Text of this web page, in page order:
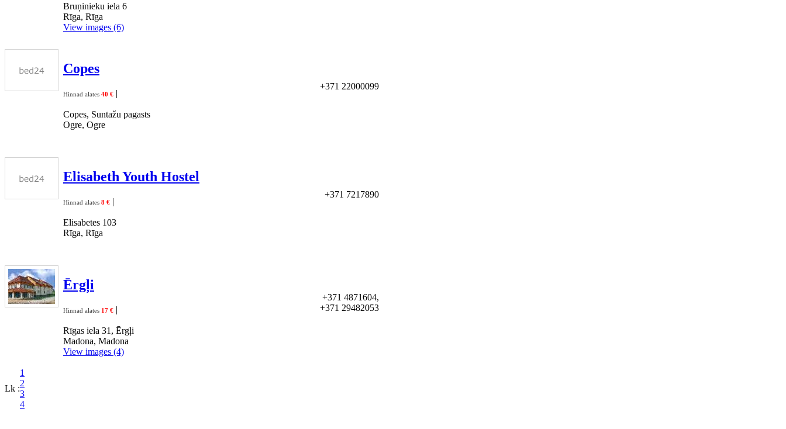
Bruņinieku iela 6
Rīga, Rīga
View images (6)
Copes
Hinnad alates 40 € |
Copes, Suntažu pagasts
Ogre, Ogre
+371 22000099
Elisabeth Youth Hostel
Hinnad alates 8 € |
Elisabetes 103
Rīga, Rīga
+371 7217890
Ērgļi
Hinnad alates 17 € |
Rīgas iela 31, Ērgļi
Madona, Madona
+371 4871604,
+371 29482053
View images (4)
Lk :
1
2
3
4